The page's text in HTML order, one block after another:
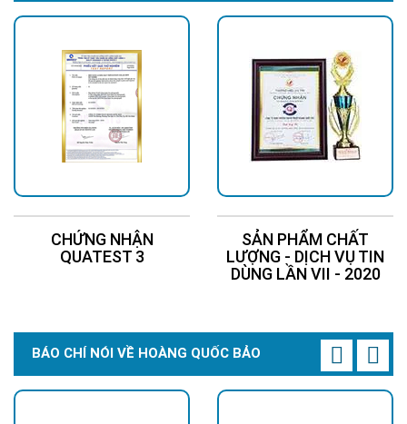
CHỨNG NHẬN
QUATEST 3
SẢN PHẨM CHẤT
LƯỢNG - DỊCH VỤ TIN
DÙNG LẦN VII - 2020
BÁO CHÍ NÓI VỀ HOÀNG QUỐC BẢO